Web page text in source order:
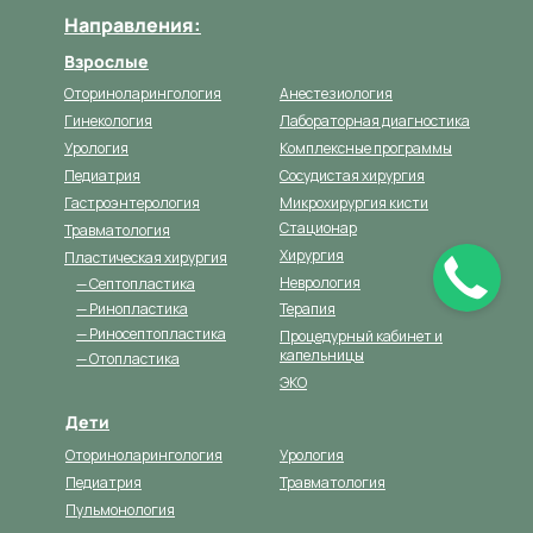
Направления:
Взрослые
Оториноларингология
Гинекология
Урология
Урология
Педиатрия
Дети
Оториноларингология
Педиатрия
Пульмонология
Травматология
Гастроэнтерология
Травматология
Анестезиология
— Септопластика
— Ринопластика
— Риносептопластика
— Отопластика
Пластическая хирургия
Лабораторная диагностика
Стационар
Терапия
Комплексные программы
Хирургия
Процедурный кабинет и
капельницы
ЭКО
Сосудистая хирургия
Неврология
Микрохирургия кисти